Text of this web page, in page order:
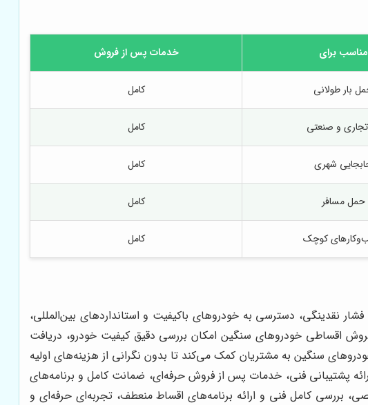
مناسب برای خدمات پس از فروش
بار طولانی کامل
تجاری و صنعتی کامل
شهری کامل
حمل مسافر کامل
کوچک کامل
نقدینگی، دسترسی به خودروهای باکیفیت و استانداردهای بین‌المللی،
اقساطی خودروهای سنگین امکان بررسی دقیق کیفیت خودرو، دریافت
سنگین به مشتریان کمک می‌کند تا بدون نگرانی از هزینه‌های اولیه
پشتیبانی فنی، خدمات پس از فروش حرفه‌ای، ضمانت کامل و برنامه‌های
بررسی کامل فنی و ارائه برنامه‌های اقساط منعطف، تجربه‌ای حرفه‌ای و